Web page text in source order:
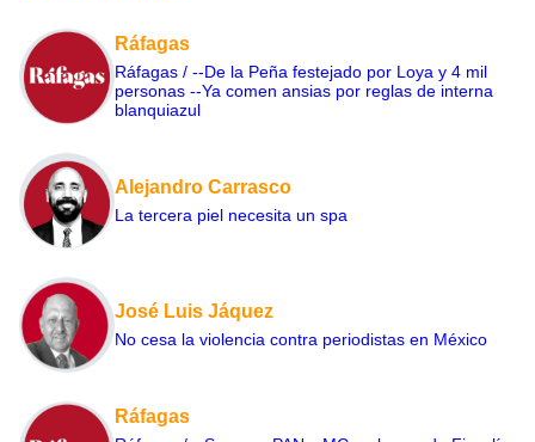
Ráfagas
Ráfagas / --De la Peña festejado por Loya y 4 mil
personas --Ya comen ansias por reglas de interna
blanquiazul
Alejandro Carrasco
La tercera piel necesita un spa
José Luis Jáquez
No cesa la violencia contra periodistas en México
Ráfagas